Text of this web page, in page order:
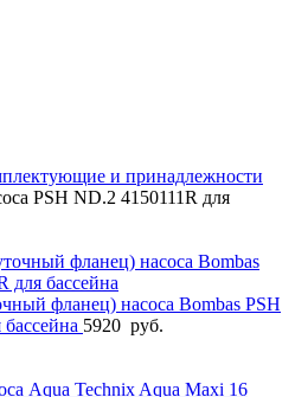
и принадлежности
PSH ND.2 4150111R для
фланец) насоса Bombas PSH
5920 руб.